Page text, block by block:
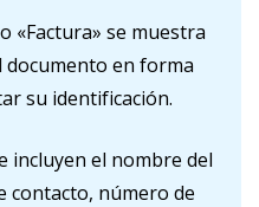
«Factura» se muestra
en forma
su identificación.
incluyen el nombre del
contacto, número de